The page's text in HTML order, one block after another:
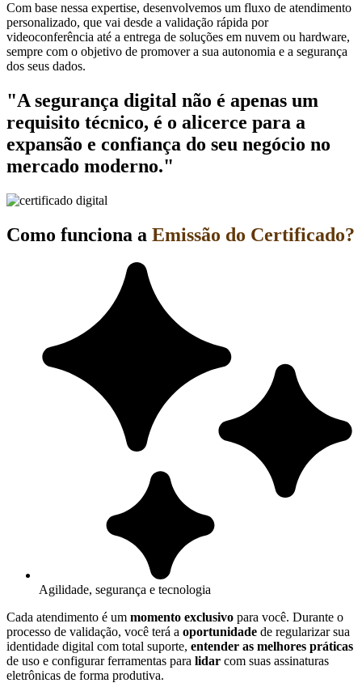
Com base nessa expertise, desenvolvemos um fluxo de atendimento
personalizado, que vai desde a validação rápida por
videoconferência até a entrega de soluções em nuvem ou hardware,
sempre com o objetivo de promover a sua autonomia e a segurança
dos seus dados.
"A segurança digital não é apenas um
requisito técnico, é o alicerce para a
expansão e confiança do seu negócio no
mercado moderno."
Como funciona a Emissão do Certificado?
Agilidade, segurança e tecnologia
Cada atendimento é um momento exclusivo para você. Durante o
processo de validação, você terá a oportunidade de regularizar sua
identidade digital com total suporte, entender as melhores práticas
de uso e configurar ferramentas para lidar com suas assinaturas
eletrônicas de forma produtiva.